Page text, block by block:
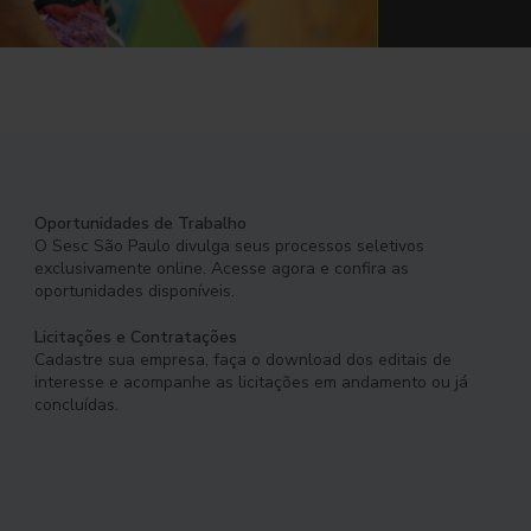
Oportunidades de Trabalho
O Sesc São Paulo divulga seus processos seletivos
exclusivamente online. Acesse agora e confira as
oportunidades disponíveis.
Licitações e Contratações
Cadastre sua empresa, faça o download dos editais de
interesse e acompanhe as licitações em andamento ou já
concluídas.